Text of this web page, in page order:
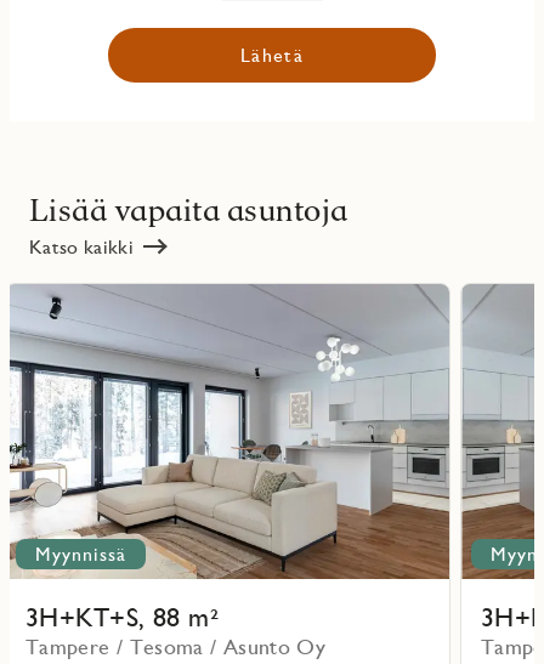
Lähetä
Lisää vapaita asuntoja
Katso kaikki
Myynnissä
3H+KT+S, 88 m²
Tampere / Tesoma / Asunto Oy
lisää
kohteesta
Lue
lisää